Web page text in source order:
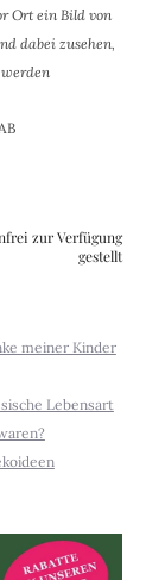
Ort ein Bild von
dabei zusehen,
zur Verfügung
gestellt
meiner Kinder
Lebensart